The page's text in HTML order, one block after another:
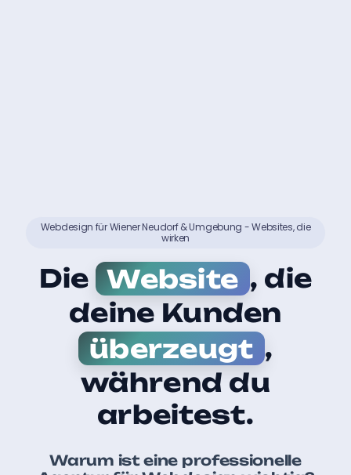
Webdesign für Wiener Neudorf & Umgebung - Websites, die
wirken
Die Website , die
deine Kunden
überzeugt ,
während du
arbeitest.
Warum ist eine professionelle